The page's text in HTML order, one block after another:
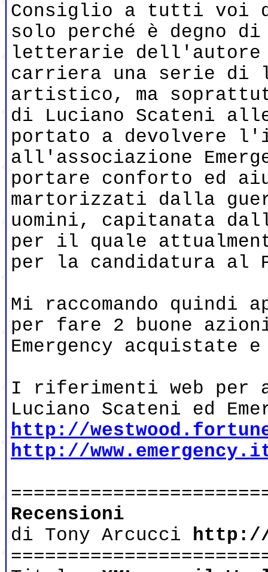
Consiglio a tutti voi
solo perché è degno
letterarie dell'autore
carriera una serie di
artistico, ma
di Luciano Scateni
portato a devolvere
all'associazione
portare conforto ed
martorizzati dalla
uomini, capitanata
per il quale
per la candidatura al
Mi raccomando quindi
per fare 2 buone
Emergency
I riferimenti web per
Luciano Scateni ed
http://
http://
Recensioni
di Tony Arcucci http://